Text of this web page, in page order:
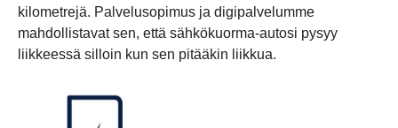
kilometrejä. Palvelusopimus ja digipalvelumme
mahdollistavat sen, että sähkökuorma-autosi pysyy
liikkeessä silloin kun sen pitääkin liikkua.